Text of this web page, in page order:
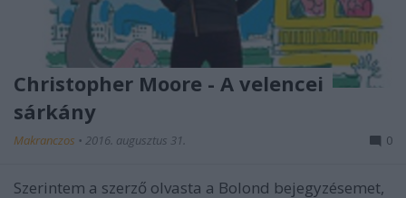
Christopher Moore - A velencei
sárkány
Makranczos • 2016. augusztus 31. 0
Szerintem a szerző olvasta a Bolond bejegyzésemet,